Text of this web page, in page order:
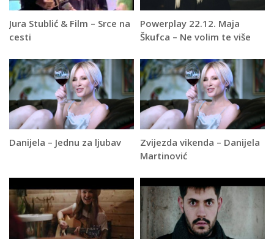
Jura Stublić & Film – Srce na
cesti
Powerplay 22.12. Maja
Škufca – Ne volim te više
Danijela – Jednu za ljubav
Zvijezda vikenda – Danijela
Martinović